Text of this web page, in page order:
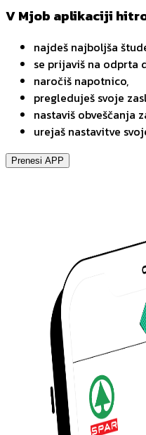
V Mjob aplikaciji
najdeš najboljša
se prijaviš na odprta
naročiš napotnico,
pregleduješ svoje
nastaviš obveščanja
urejaš nastavitve
Prenesi APP